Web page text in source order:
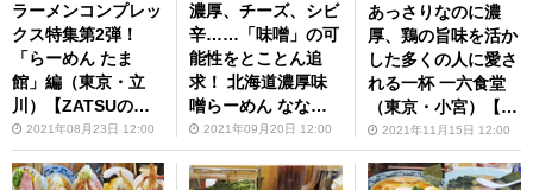
ラーメンコンプレッ
クス特集第2弾！
「らーめん たま
館」編（東京・立
川）【ZATSUのオ
スス麺 in 武蔵野・
多摩】第68回
2021年08月23日 12:00
濃厚、チーズ、シビ
辛……「味噌」の可
能性をとことん追
求！ 北海道濃厚味
噌らーめん ななと
（東京・羽村）【Z
ATSUのオスス麺 in
武蔵野・多摩】第72
2021年09月20日 12:00
あっさりなのに濃
厚、鶏の旨味を活か
した多くの人に愛さ
れる一杯 一六食堂
（東京・小宮）【Z
ATSUのオスス麺 in
武蔵野・多摩】第80
回
2021年11月15日 12:00